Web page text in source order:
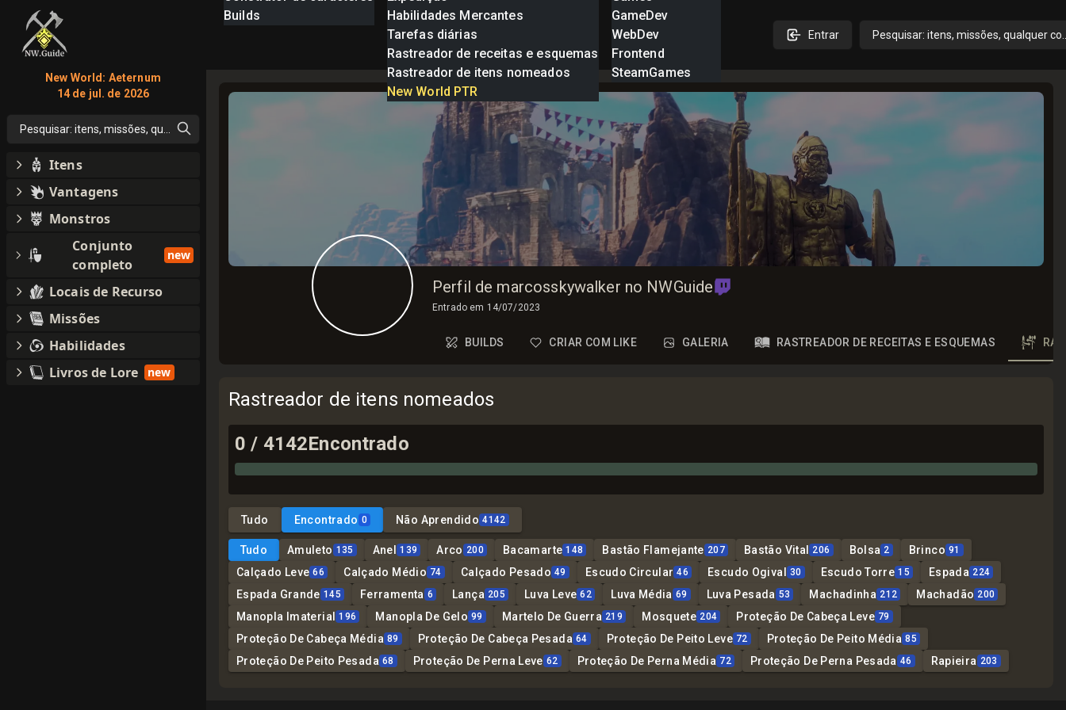
Builds
Habilidades Mercantes
Tarefas diárias
Rastreador de receitas e esquemas
Rastreador de itens nomeados
New World PTR
GameDev
WebDev
Frontend
SteamGames
Entrar Pesquisar: itens, missões, qualquer
Perfil de marcosskywalker no NWGuide
Entrado em 14/07/2023
BUILDS CRIAR COM LIKE GALERIA RASTREADOR DE RECEITAS E ESQUEMAS
Rastreador de itens nomeados
0 / 4142Encontrado
Tudo Encontrado 0 Não Aprendido 4142
Tudo Amuleto 135 Anel 139 Arco 200 Bacamarte 148 Bastão Flamejante 207 Bastão Vital 206 Bolsa 2 Brinco 91
Calçado Leve 66 Calçado Médio 74 Calçado Pesado 49 Escudo Circular 46 Escudo Ogival 30 Escudo Torre 15 Espada 224
Espada Grande 145 Ferramenta 6 Lança 205 Luva Leve 62 Luva Média 69 Luva Pesada 53 Machadinha 212 Machadão 200
Manopla Imaterial 196 Manopla De Gelo 99 Martelo De Guerra 219 Mosquete 204 Proteção De Cabeça Leve 79
Proteção De Cabeça Média 89 Proteção De Cabeça Pesada 64 Proteção De Peito Leve 72 Proteção De Peito Média 85
Proteção De Peito Pesada 68 Proteção De Perna Leve 62 Proteção De Perna Média 72 Proteção De Perna Pesada 46 Rapieira 203
New World: Aeternum
14 de jul. de 2026
Pesquisar: itens, missões, qualquer coisa
Itens
Vantagens
Monstros
Conjunto
completo
new
Locais de Recurso
Missões
Habilidades
Livros de Lore
new